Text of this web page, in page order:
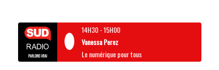
14H30-15H00
Vanessa Perez
Le numérique pour tous